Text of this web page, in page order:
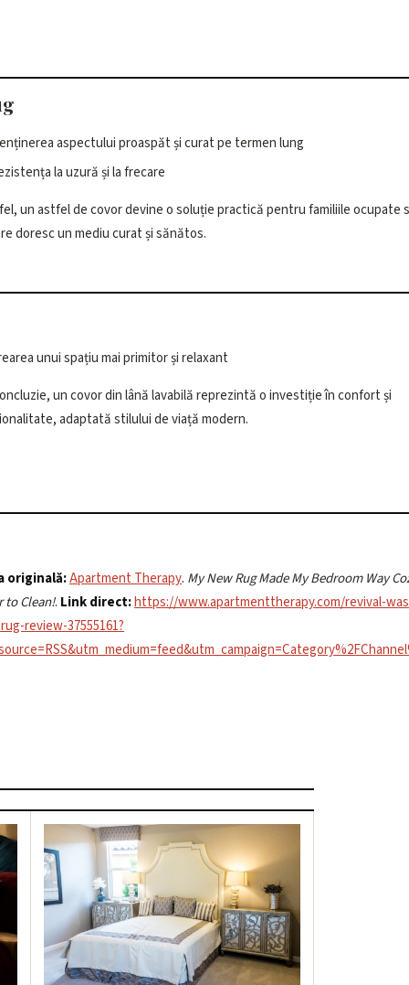
aspectului proaspăt și curat pe termen lung
la uzură și la frecare
un astfel de covor devine o soluție practică pentru familiile ocupate
doresc un mediu curat și sănătos.
unui spațiu mai primitor și relaxant
un covor din lână lavabilă reprezintă o investiție în confort și
adaptată stilului de viață modern.
originală:Apartment Therapy. My New Rug Made My Bedroom Way
to Clean!. Link direct:https://www.apartmenttherapy.com/revival-
review-37555161?